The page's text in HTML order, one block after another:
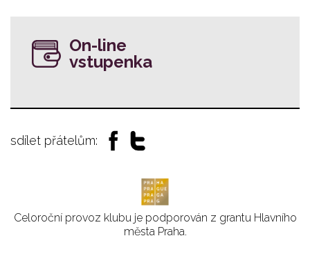
On-line
vstupenka
sdílet přátelům:
Celoroční provoz klubu je podporován z grantu Hlavního
města Praha.